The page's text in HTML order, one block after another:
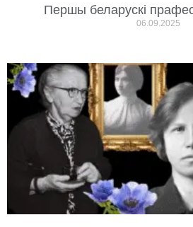
Першы беларускі
06.09.2025